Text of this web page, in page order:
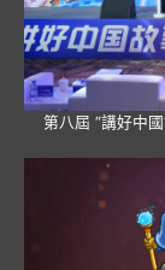
第八屆 “講好中